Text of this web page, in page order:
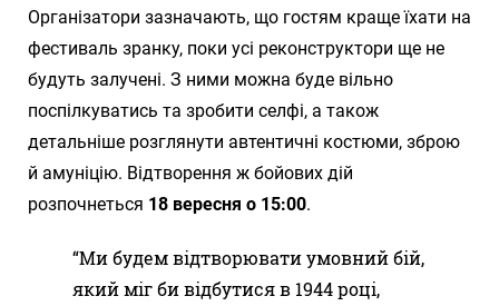
Організатори зазначають, що гостям краще їхати на
фестиваль зранку, поки усі реконструктори ще не
будуть залучені. З ними можна буде вільно
поспілкуватись та зробити селфі, а також
детальніше розглянути автентичні костюми, зброю
й амуніцію. Відтворення ж бойових дій
розпочнеться 18 вересня о 15:00.
“Ми будем відтворювати умовний бій,
який міг би відбутися в 1944 році,